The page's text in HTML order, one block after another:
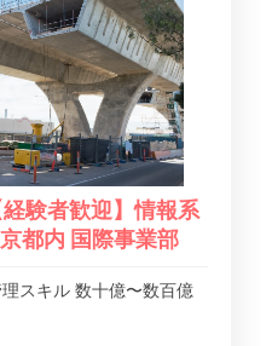
験者歓迎】情報系
都内 国際事業部
スキル 数十億〜数百億